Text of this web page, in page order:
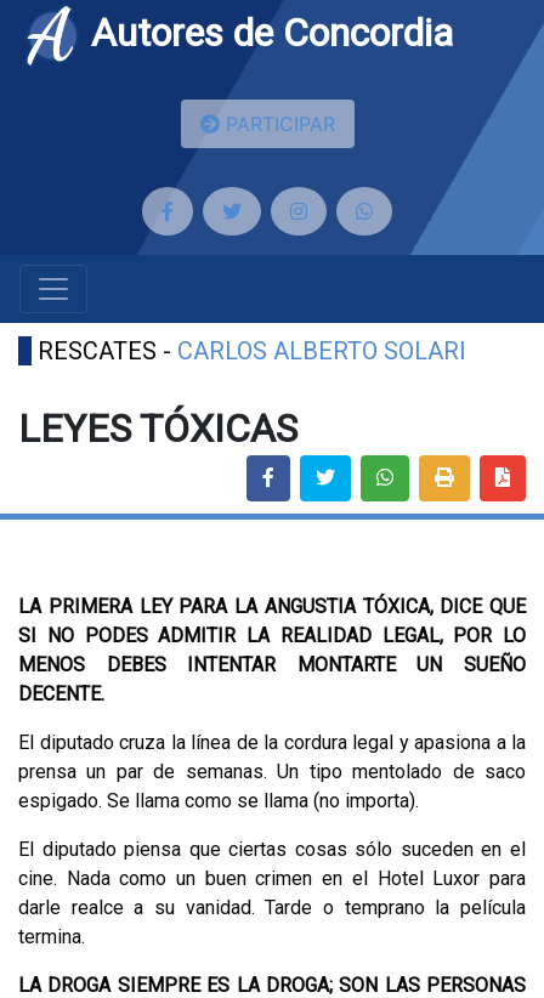
Autores de Concordia
PARTICIPAR
RESCATES - CARLOS ALBERTO SOLARI
LEYES TÓXICAS
LA PRIMERA LEY PARA LA ANGUSTIA TÓXICA, DICE QUE
SI NO PODES ADMITIR LA REALIDAD LEGAL, POR LO
MENOS DEBES INTENTAR MONTARTE UN SUEÑO
DECENTE.
El diputado cruza la línea de la cordura legal y apasiona a la
prensa un par de semanas. Un tipo mentolado de saco
espigado. Se llama como se llama (no importa).
El diputado piensa que ciertas cosas sólo suceden en el
cine. Nada como un buen crimen en el Hotel Luxor para
darle realce a su vanidad. Tarde o temprano la película
termina.
LA DROGA SIEMPRE ES LA DROGA; SON LAS PERSONAS